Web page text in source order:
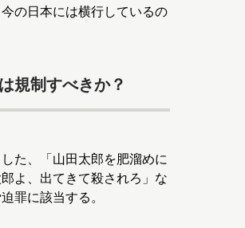
の日本には横行しているの
規制すべきか？
た、「山田太郎を肥溜めに
よ、出てきて殺されろ」な
罪に該当する。